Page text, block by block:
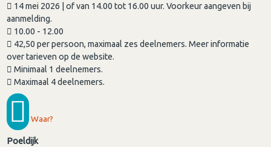
14 mei 2026 | of van 14.00 tot 16.00 uur. Voorkeur aangeven bij
aanmelding.
10.00 - 12.00
42,50 per persoon, maximaal zes deelnemers. Meer informatie
over tarieven op de website.
Minimaal 1 deelnemers.
Maximaal 4 deelnemers.
Waar?
Poeldijk